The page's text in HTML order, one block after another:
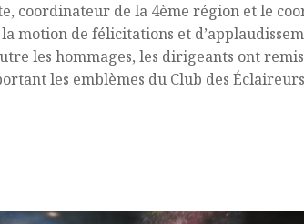
coordinateur de la 4ème région et le
motion de félicitations et
les hommages, les dirigeants ont
les emblèmes du Club des